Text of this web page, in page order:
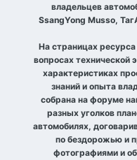
владельцев
SsangYong Musso,
На страницах
вопросах технической
характеристиках
знаний и опыта
собрана на форуме
разных уголков
автомобилях,
по бездорожью и
фотографиями и